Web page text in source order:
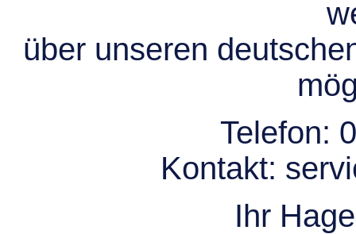
über unseren
Telefon:
Kontakt:
Ihr